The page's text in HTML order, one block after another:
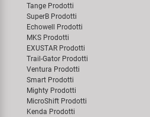
Tange Prodotti
SuperB Prodotti
Echowell Prodotti
MKS Prodotti
EXUSTAR Prodotti
Trail-Gator Prodotti
Ventura Prodotti
Smart Prodotti
Mighty Prodotti
MicroShift Prodotti
Kenda Prodotti